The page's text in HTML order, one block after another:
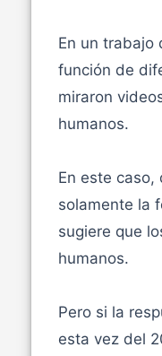
En un trabajo
función de
miraron
humanos.
En este
solamente la
sugiere que
humanos.
Pero si la
esta vez del